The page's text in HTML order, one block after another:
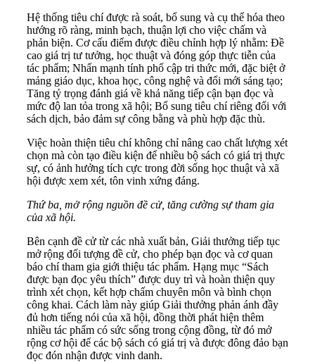
Hệ thống tiêu chí được rà soát, bổ sung và cụ thể hóa theo
hướng rõ ràng, minh bạch, thuận lợi cho việc chấm và
phản biện. Cơ cấu điểm được điều chỉnh hợp lý nhằm: Đề
cao giá trị tư tưởng, học thuật và đóng góp thực tiễn của
tác phẩm; Nhấn mạnh tính phổ cập tri thức mới, đặc biệt ở
mảng giáo dục, khoa học, công nghệ và đổi mới sáng tạo;
Tăng tỷ trọng đánh giá về khả năng tiếp cận bạn đọc và
mức độ lan tỏa trong xã hội; Bổ sung tiêu chí riêng đối với
sách dịch, bảo đảm sự công bằng và phù hợp đặc thù.
Việc hoàn thiện tiêu chí không chỉ nâng cao chất lượng xét
chọn mà còn tạo điều kiện để nhiều bộ sách có giá trị thực
sự, có ảnh hưởng tích cực trong đời sống học thuật và xã
hội được xem xét, tôn vinh xứng đáng.
Thứ ba, mở rộng nguồn đề cử, tăng cường sự tham gia
của xã hội.
Bên cạnh đề cử từ các nhà xuất bản, Giải thưởng tiếp tục
mở rộng đối tượng đề cử, cho phép bạn đọc và cơ quan
báo chí tham gia giới thiệu tác phẩm. Hạng mục “Sách
được bạn đọc yêu thích” được duy trì và hoàn thiện quy
trình xét chọn, kết hợp chấm chuyên môn và bình chọn
công khai. Cách làm này giúp Giải thưởng phản ánh đầy
đủ hơn tiếng nói của xã hội, đồng thời phát hiện thêm
nhiều tác phẩm có sức sống trong cộng đồng, từ đó mở
rộng cơ hội để các bộ sách có giá trị và được đông đảo bạn
đọc đón nhận được vinh danh.